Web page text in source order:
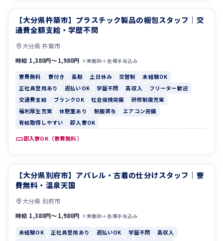
寮費無料 寮付き
【大分県杵築市】プラスチック製品の梱包スタッフ｜交
通費全額支給・学歴不問
大分県 杵築市
時給 1,380円〜1,980円 ×実働8h＋各種手当込み
寮費無料 寮付き 長期 土日休み 交替制
未経験OK
正社員登用あり
週払いOK 学歴不問 高収入
フリーター歓迎
交通費支給
ブランクOK 社会保険完備
研修制度充実
福利厚生充実
休憩室あり 制服貸与
エアコン完備
有給取得しやすい
即入寮OK
即入寮OK（寮費無料）
未経験OK 正社員登用あり
【大分県別府市】アパレル・古着の仕分けスタッフ｜寮
費無料・温泉天国
大分県 別府市
時給 1,380円〜1,980円 ×実働8h＋各種手当込み
未経験OK 正社員登用あり 週払いOK 学歴不問
高収入